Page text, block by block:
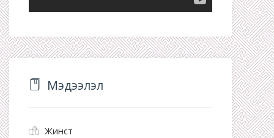
Мэдээлэл
Жинст